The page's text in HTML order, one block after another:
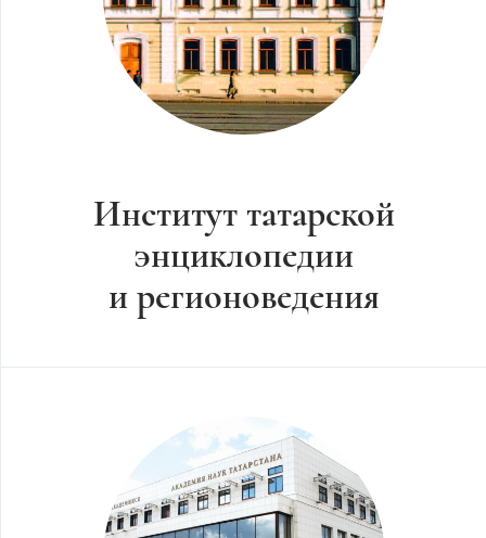
Институт татарской
энциклопедии
и регионоведения